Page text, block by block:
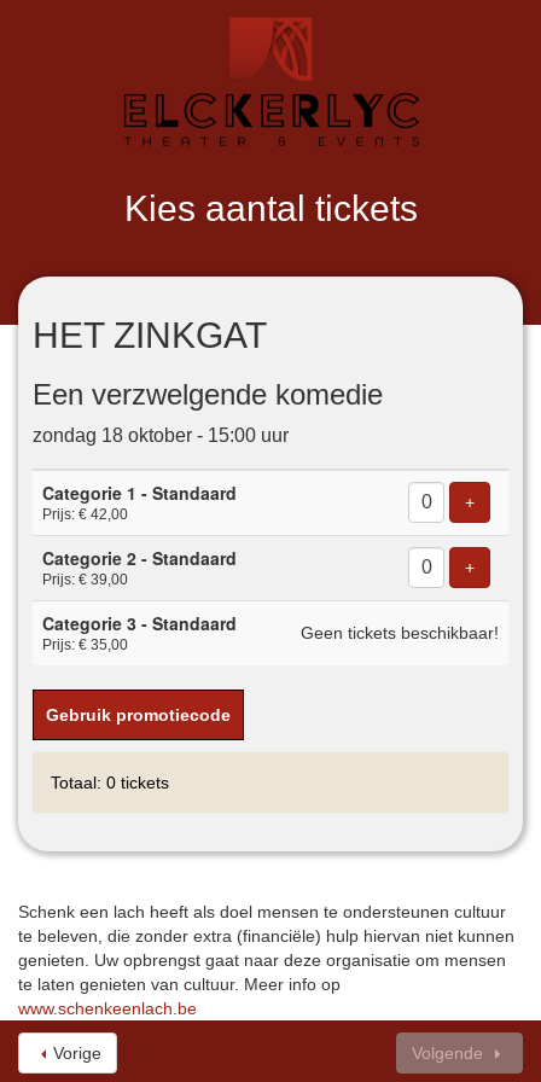
Kies aantal tickets
HET ZINKGAT
Een verzwelgende komedie
zondag 18 oktober - 15:00 uur
Aantal
Categorie 1 - Standaard
Prijs: € 42,00
+Voeg
Categorie 2 - Standaard
Prijs: € 39,00
+Voeg
Categorie 3 - Standaard
Prijs: € 35,00
Geen tickets beschikbaar!
Gebruik promotiecode
Totaal: 0 tickets
Schenk een lach heeft als doel mensen te ondersteunen cultuur
te beleven, die zonder extra (financiële) hulp hiervan niet kunnen
genieten. Uw opbrengst gaat naar deze organisatie om mensen
te laten genieten van cultuur. Meer info op
www.schenkeenlach.be
Vorige Volgende